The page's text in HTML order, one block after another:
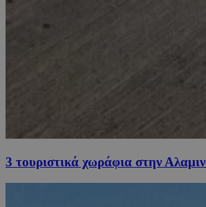
3 τουριστικά χωράφια στην